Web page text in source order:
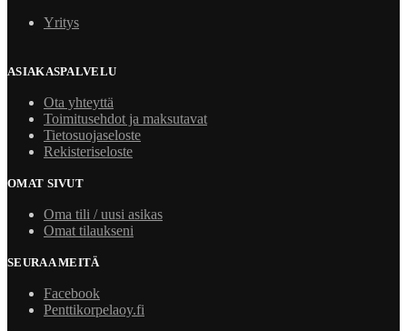
Yritys
ASIAKASPALVELU
Ota yhteyttä
Toimitusehdot ja maksutavat
Tietosuojaseloste
Rekisteriseloste
OMAT SIVUT
Oma tili / uusi asikas
Omat tilaukseni
SEURAA MEITÄ
Facebook
Penttikorpelaoy.fi